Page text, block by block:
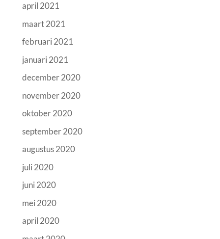
april 2021
maart 2021
februari 2021
januari 2021
december 2020
november 2020
oktober 2020
september 2020
augustus 2020
juli 2020
juni 2020
mei 2020
april 2020